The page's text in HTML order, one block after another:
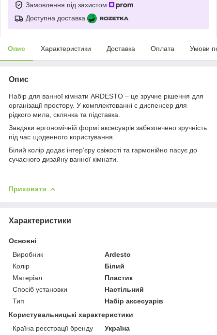
Замовлення під захистом
Доступна доставка
Опис Характеристики Доставка Оплата Умови
Опис
Набір для ванної кімнати ARDESTO – це зручне рішення для
організації простору. У комплектованні є диспенсер для
рідкого мила, склянка та підставка.
Завдяки ергономічній формі аксесуарів забезпечено зручність
під час щоденного користування.
Білий колір додає інтер’єру свіжості та гармонійно пасує до
сучасного дизайну ванної кімнати.
Приховати
Характеристики
Основні
Виробник
Ardesto
Колір
Білий
Матеріал
Пластик
Спосіб установки
Настільний
Тип
Набір аксесуарів
Користувальницькі характеристики
Країна реєстрації бренду
Україна